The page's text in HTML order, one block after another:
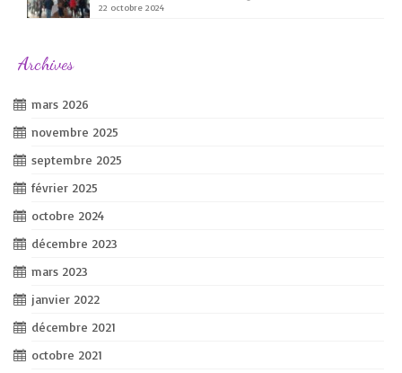
22 octobre 2024
Archives
mars 2026
novembre 2025
septembre 2025
février 2025
octobre 2024
décembre 2023
mars 2023
janvier 2022
décembre 2021
octobre 2021